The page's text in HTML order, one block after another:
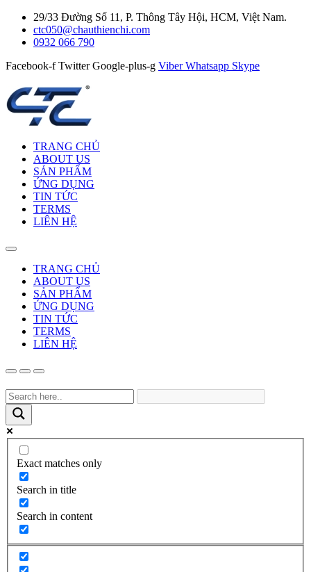
29/33 Đường Số 11, P. Thông Tây Hội, HCM, Việt Nam.
ctc050@chauthienchi.com
0932 066 790
Facebook-f Twitter Google-plus-g Viber Whatsapp Skype
TRANG CHỦ
ABOUT US
SẢN PHẨM
ỨNG DỤNG
TIN TỨC
TERMS
LIÊN HỆ
TRANG CHỦ
ABOUT US
SẢN PHẨM
ỨNG DỤNG
TIN TỨC
TERMS
LIÊN HỆ
Exact matches only
Search in title
Search in content